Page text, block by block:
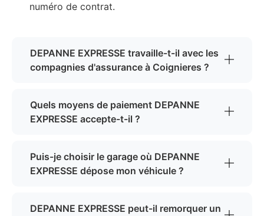
numéro de contrat.
DEPANNE EXPRESSE travaille-t-il avec les
compagnies d'assurance à Coignieres ?
Quels moyens de paiement DEPANNE
EXPRESSE accepte-t-il ?
Puis-je choisir le garage où DEPANNE
EXPRESSE dépose mon véhicule ?
DEPANNE EXPRESSE peut-il remorquer un